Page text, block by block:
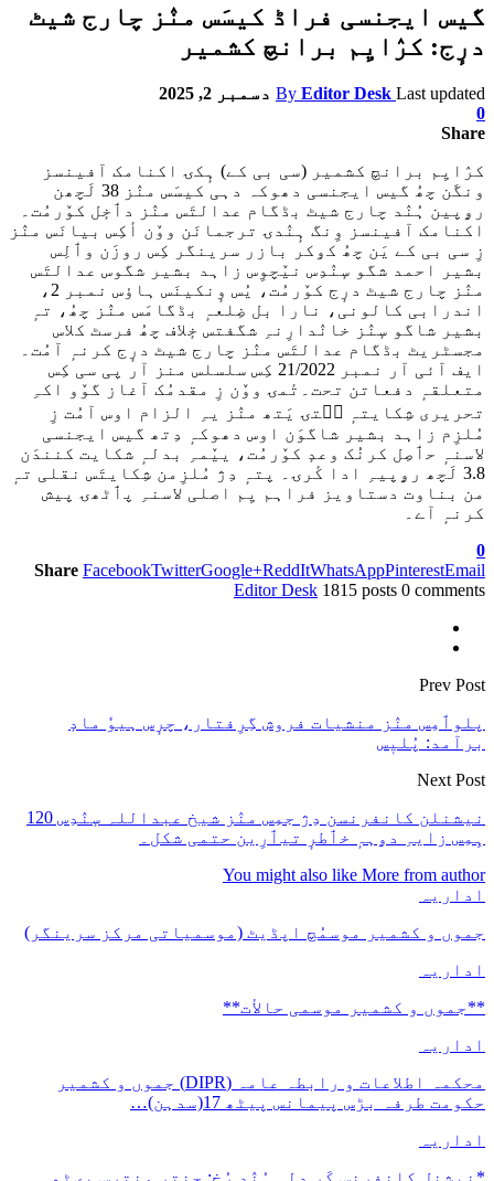
گیس ایجنسی فراڈ کیسَس منٛز چارج شیٹ
درٕج: کرٛایِم برانچ کشمیر
By Editor Desk Last updated
دسمبر 2, 2025
0
Share
کرٛایِم برانچ کشمیر (سی بی کے) ہٕکۍ اکنامک آفینسز
ونگَن چھُ گیس ایجنسی دھوکہ دہی کیسَس منٛز 38 لَچھن
رۄپین ہُنٛد چارج شیٹ بڈگام عدالتَس منٛز دٲخٕل کوٚرمُت۔
اکنامک آفینسز وِنگ ہٕنٛدۍ ترجمانَن ووٚن أکِس بیانَس منٛز
زِ سی بی کے یَن چھُ کۅکر بازر سرینگر کِس روزَن وٲلِس
بشیر احمد شگو سٕنٛدِس نیٚچوِس زاہد بشیر شگوس عدالتَس
منٛز چارج شیٹ درٕج کوٚرمُت، یُس وٕنکینَس ہاؤس نمبر 2،
اندرابی کالونی، نارا بل ضِلعہٕ بڈگامَس منٛز چھُ، تہٕ
بشیر شاگو سٕنٛز خانٛدارِنہِ شگفتس خٕلاف چھُ فرسٹ کلاس
مجسٹریٹ بڈگام عدالتَس منٛز چارج شیٹ درٕج کرنہٕ آمُت۔
ایف آئی آر نمبر 21/2022 کِس سلسلس منز آر پی سی کِس
متعلقہٕ دفعاتن تحت۔تٔمۍ ووٚن زِ مقدمُک آغاز گوٚو اکہِ
تحریری شِکایتہٕ سۭتۍ یَتھ منٛز یہِ الزام اوس آمُت زِ
مُلزِم زاہد بشیر شاگوَن اوس دھوکہٕ دِتھ گیس ایجنسی
لاسنہٕ حٲصِل کرنُک وعدٕ کوٚرمُت، ییٚمہِ بدلہٕ شکایت کنندَن
3.8 لَچھ رۄپیہِ ادا کٔرۍ۔ پتہٕ دِژ مُلزِمن شِکایتَس نقلی تہٕ
من بناوت دستاویز فراہم یِم اصلی لاسنہِ پٲٹھۍ پیش
کرنہٕ آے۔
0
Share FacebookTwitterGoogle+ReddItWhatsAppPinterestEmail
Editor Desk 1815 posts 0 comments
Prev Post
پلوٲمِس منٛز منشیات فروش گِرِفتار، چرٕس ہیوٗ مادٕ
برآمد: پُلیٖس
Next Post
نیشنلن کانفرنسن دِژ جمِس منٛز شیخ عبداللہ سٕنٛدِس 120
ہِمِس زایہِ دۄہہٕ خٲطرٕ تیٲرِین حتمی شکل۔
You might also like More from author
اداریہ
جموں و کشمیر موسمُچ اپڈیٹ (موسمیاتی مرکز سرینگر)
اداریہ
**جموں و كشمیر موسمی حالأت**
اداریہ
محکمہ اطلاعات و رابطہ عامہ (DIPR) جموں و کشمیر
حکومت طرفہ بڑس پیمانس پیٹھ 17(سدہن)…
اداریہ
*نیشنل کانفرنس کَرِ دِلہِ ہُنٛد رُخ: جنتر منترس پؠٹھ